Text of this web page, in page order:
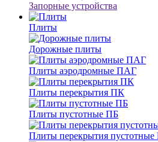
Запорные устройства
Плиты
Дорожные плиты
Плиты аэродромные ПАГ
Плиты перекрытия ПК
Плиты пустотные ПБ
Плиты перекрытия